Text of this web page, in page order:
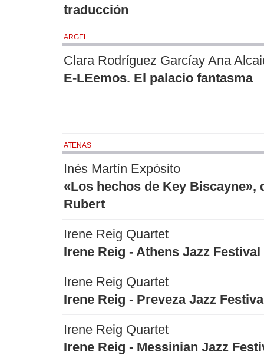
traducción
ARGEL
Clara Rodríguez Garcíay Ana
E-LEemos. El palacio fantasma
ATENAS
Inés Martín Expósito
«Los hechos de Key Biscayne»,
Rubert
Irene Reig Quartet
Irene Reig - Athens Jazz Festival
Irene Reig Quartet
Irene Reig - Preveza Jazz
Irene Reig Quartet
Irene Reig - Messinian Jazz